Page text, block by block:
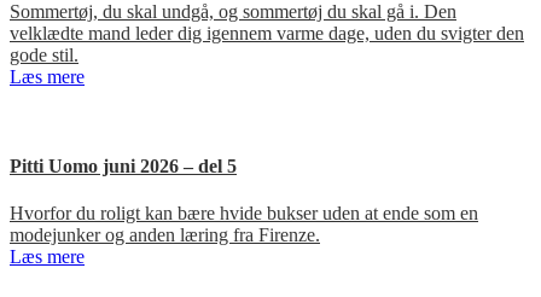
Sommertøj, du skal undgå, og sommertøj du skal gå i. Den
velklædte mand leder dig igennem varme dage, uden du svigter den
gode stil.
Læs mere
Pitti Uomo juni 2026 – del 5
Hvorfor du roligt kan bære hvide bukser uden at ende som en
modejunker og anden læring fra Firenze.
Læs mere